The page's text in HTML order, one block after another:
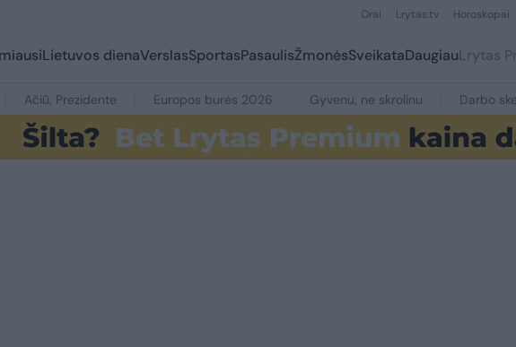
Orai Lrytas.tv Horoskopai
Lietuvos dienaVerslasSportasPasaulisŽmonėsSveikataDaugiauLrytas
Ačiū, Prezidente Europos burės 2026 Gyvenu, ne skrolinu Darbo